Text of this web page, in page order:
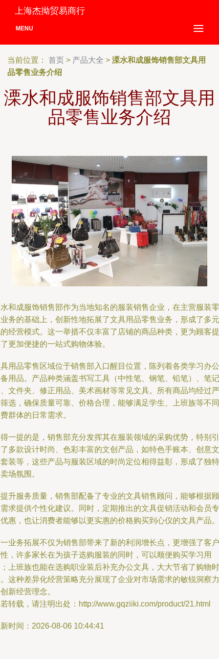
上海杰拗贸易商行
MENU
当前位置： 首页 > 产品大全 > 溧水和成服饰销售部文具用
品零售业务介绍
溧水和成服饰销售部文具用
品零售业务介绍
和成服饰销售部作为当地知名的服装销售企业，在主营服装零
务的基础上，创新性地拓展了文具用品零售业务，形成了多元
经营模式。这一举措不仅丰富了店铺的商品种类，更为顾客提
更加便捷的一站式购物体验。
用品零售区域位于销售部入口醒目位置，陈列着各类学习办公
用品。产品种类涵盖书写工具（中性笔、钢笔、铅笔）、笔记
文件夹、修正用品、美术画材等常见文具。所有商品均经过严
选，确保质量可靠、价格合理，能够满足学生、上班族等不同
群体的日常需求。
一提的是，销售部充分发挥其在服装领域的采购优势，特别引
多款设计时尚、色彩丰富的文创产品，如特色手账本、创意文
装等，这些产品与服装区域的时尚定位相得益彰，形成了独特
场氛围。
升服务质量，销售部配备了专业的文具销售顾问，能够根据顾
求提供个性化建议。同时，定期推出的文具促销活动和会员专
惠，也让消费者能够以更实惠的价格购买到心仪的文具产品。
业务拓展不仅为销售部带来了新的利润增长点，更增强了客户
，许多家长在为孩子选购服装的同时，可以顺便购买学习用
上班族也能在选购职业装后补充办公文具，大大节省了购物时
这种差异化经营策略充分展现了企业对市场需求的敏锐洞察力
新经营理念。
转载，请注明出处：http://www.gqziiki.com/product/21.html
时间：2026-08-06 10:44:41